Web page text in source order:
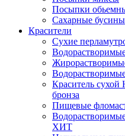
Посыпки
Сахарные бусины
Красители
Сухие
Краситель сухой
бронза
Пищевые
ХИТ